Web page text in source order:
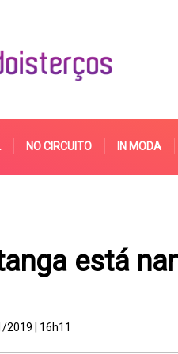
NO CIRCUITO IN MODA
está
2019 | 16h11